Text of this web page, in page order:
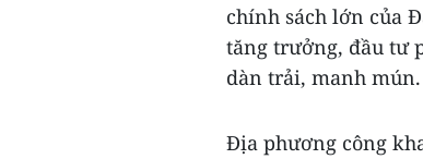
chính sách lớn của
tăng trưởng, đầu tư
dàn trải, manh mún.
Địa phương công